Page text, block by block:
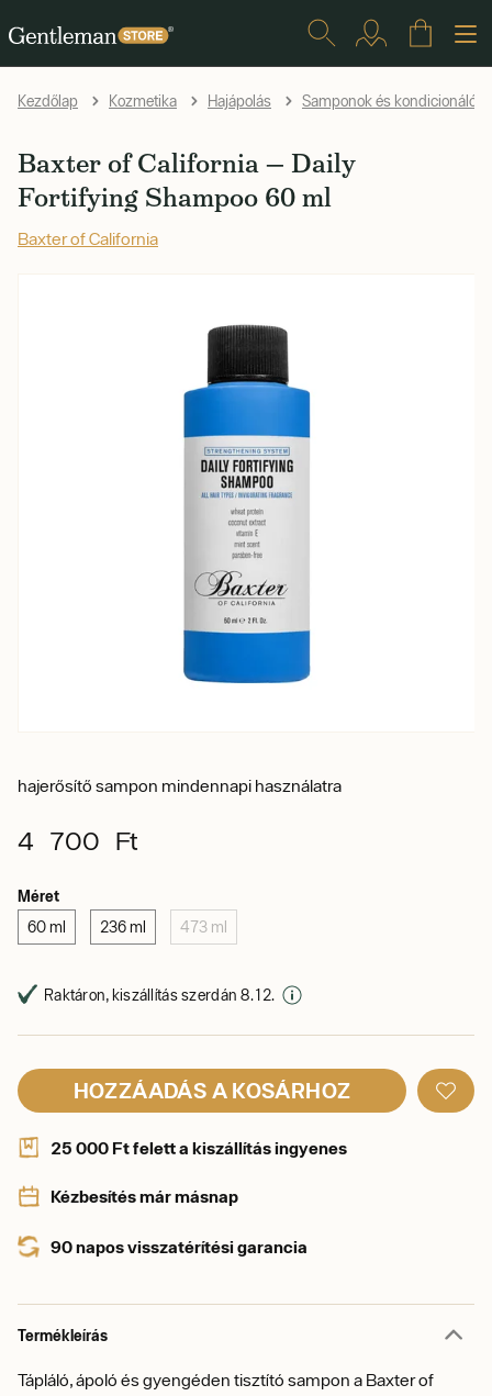
Kezdőlap Kozmetika Hajápolás Samponok és kondicionálók
Baxter of California — Daily
Fortifying Shampoo 60 ml
Baxter of California
hajerősítő sampon mindennapi használatra
4 700 Ft
Méret
60 ml 236 ml 473 ml
Raktáron, kiszállítás szerdán 8. 12.
HOZZÁADÁS A KOSÁRHOZ
25 000 Ft felett a kiszállítás ingyenes
Kézbesítés már másnap
90 napos visszatérítési garancia
Termékleírás
Tápláló, ápoló és gyengéden tisztító sampon a Baxter of